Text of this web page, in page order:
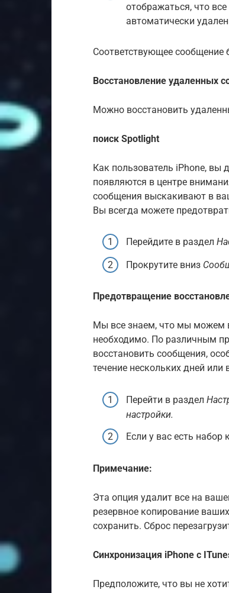
отображаться, что
автоматически
Соответствующее сообщение
Восстановление удаленных
Можно восстановить
поиск Spotlight
Как пользователь iPhone,
появляются в центре
сообщения выскакивают в
Вы всегда можете
Перейдите в раздел
Прокрутите вниз
Предотвращение
Мы все знаем, что мы можем
необходимо. По различным
восстановить сообщения,
течение нескольких дней
Перейти в раздел
настройки.
Если у вас есть набор
Примечание:
Эта опция удалит все на
резервное копирование
сохранить. Сброс
Синхронизация iPhone с
Предположите, что вы не